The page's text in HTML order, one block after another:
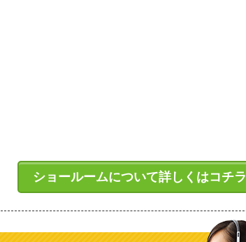
ショールームについて詳しくはコチラ